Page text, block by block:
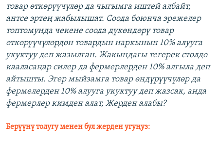
товар өткөрүүчүлөр да чыгымга иштей албайт,
антсе эртең жабылышат. Соода боюнча эрежелер
топтомунда чекене соода дүкөндөрү товар
өткөрүүчүлөрдөн товардын наркынын 10% алууга
укуктуу деп жазылган. Жакындагы тегерек столдо
кааласаңар силер да фермерлерден 10% алгыла деп
айтышты. Эгер мыйзамга товар өндүрүүчүлөр да
фермелерден 10% алууга укуктуу деп жазсак, анда
фермерлер кимден алат, Жерден алабы?
Берүүнү толугу менен бул жерден угуңуз: